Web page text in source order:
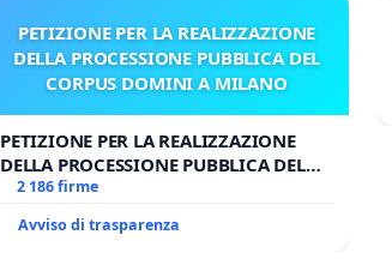
PETIZIONE PER LA REALIZZAZIONE
DELLA PROCESSIONE PUBBLICA DEL
CORPUS DOMINI A MILANO
PETIZIONE PER LA REALIZZAZIONE
DELLA PROCESSIONE PUBBLICA DEL
CORPUS DOMINI A MILANO
2 186 firme
Avviso di trasparenza